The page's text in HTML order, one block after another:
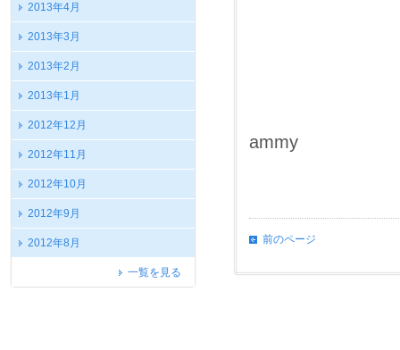
2013年4月
2013年3月
2013年2月
2013年1月
2012年12月
2012年11月
2012年10月
2012年9月
2012年8月
一覧を見る
ammy
前のページ